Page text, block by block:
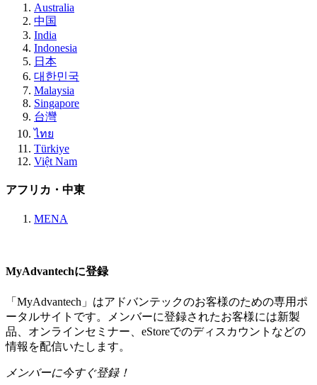
Australia
中国
India
Indonesia
日本
대한민국
Malaysia
Singapore
台灣
ไทย
Türkiye
Việt Nam
アフリカ・中東
MENA
MyAdvantechに登録
「MyAdvantech」はアドバンテックのお客様のための専用ポ
ータルサイトです。メンバーに登録されたお客様には新製
品、オンラインセミナー、eStoreでのディスカウントなどの
情報を配信いたします。
メンバーに今すぐ登録！